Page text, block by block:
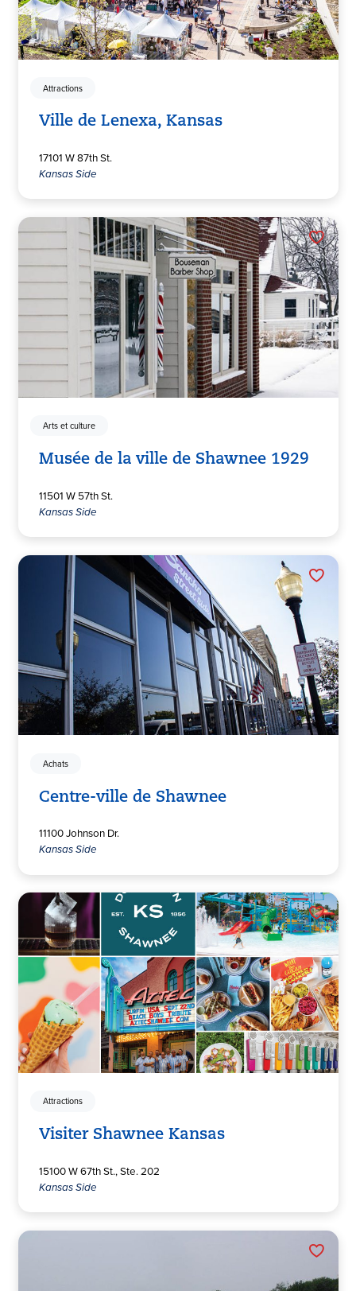
Attractions
Ville de Lenexa, Kansas
17101 W 87th St.
Kansas Side
Arts et culture
Musée de la ville de Shawnee 1929
11501 W 57th St.
Kansas Side
Achats
Centre-ville de Shawnee
11100 Johnson Dr.
Kansas Side
Attractions
Visiter Shawnee Kansas
15100 W 67th St., Ste. 202
Kansas Side